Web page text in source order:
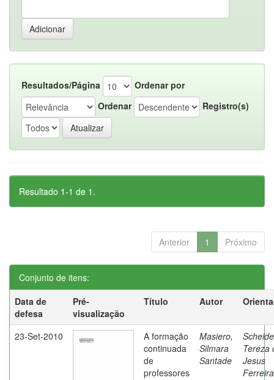
Resultados/Página
Ordenar por
Ordenar
Registro(s)
Resultado 1-1 de 1.
Anterior 1 Próximo
Conjunto de itens:
Data de
defesa
Pré-
visualização
Título Autor
23-Set-2010
A formação
continuada
de
professores
Masiero,
Silmara
Santade
Tereza
Jesus
Ferreira